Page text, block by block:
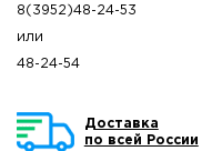
8(3952)48-24-53
или
48-24-54
Доставка
по всей России